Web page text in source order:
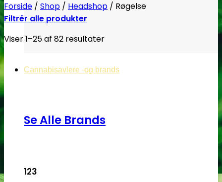
Cannabisavlere -og brands
Se Alle Brands
123
Forside / Shop / Headshop / Røgelse
Filtrér alle produkter
Viser 1–25 af 82 resultater